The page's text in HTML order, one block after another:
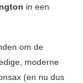
in een
om de
moderne
(en nu dus